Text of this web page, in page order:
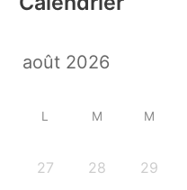
L M M
27 28 29